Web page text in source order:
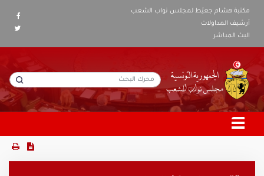
مكتبة هشام جعيّط لمجلس نواب الشعب
أرشيف المداولات
البث المباشر